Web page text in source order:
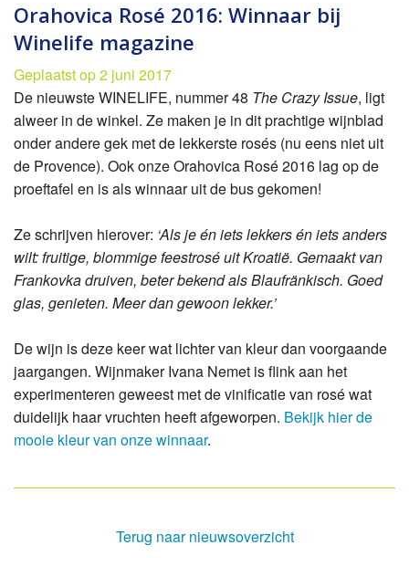
Orahovica Rosé 2016: Winnaar bij
Winelife magazine
Geplaatst op 2 juni 2017
De nieuwste WINELIFE, nummer 48 The Crazy Issue, ligt
alweer in de winkel. Ze maken je in dit prachtige wijnblad
onder andere gek met de lekkerste rosés (nu eens niet uit
de Provence). Ook onze Orahovica Rosé 2016 lag op de
proeftafel en is als winnaar uit de bus gekomen!
Ze schrijven hierover: ‘Als je én iets lekkers én iets anders
wilt: fruitige, blommige feestrosé uit Kroatië. Gemaakt van
Frankovka druiven, beter bekend als Blaufränkisch. Goed
glas, genieten. Meer dan gewoon lekker.’
De wijn is deze keer wat lichter van kleur dan voorgaande
jaargangen. Wijnmaker Ivana Nemet is flink aan het
experimenteren geweest met de vinificatie van rosé wat
duidelijk haar vruchten heeft afgeworpen. Bekijk hier de
mooie kleur van onze winnaar.
Terug naar nieuwsoverzicht